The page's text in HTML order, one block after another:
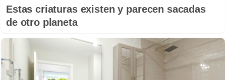
Estas criaturas existen y parecen sacadas
de otro planeta